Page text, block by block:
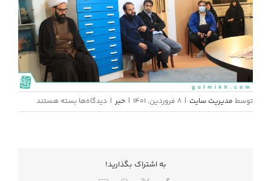
توسط مدیریت سایت | 8 فروردین, 1401 | خبر | دیدگاه‌ها برای
جلسه
بسته هستند
به اشتراك بگذاريد!